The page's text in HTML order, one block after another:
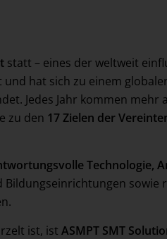
statt – eines der weltweit
hat sich zu einem
Jedes Jahr kommen mehr
zu den 17 Zielen der
Technologie,
ist, ist ASMPT SMT